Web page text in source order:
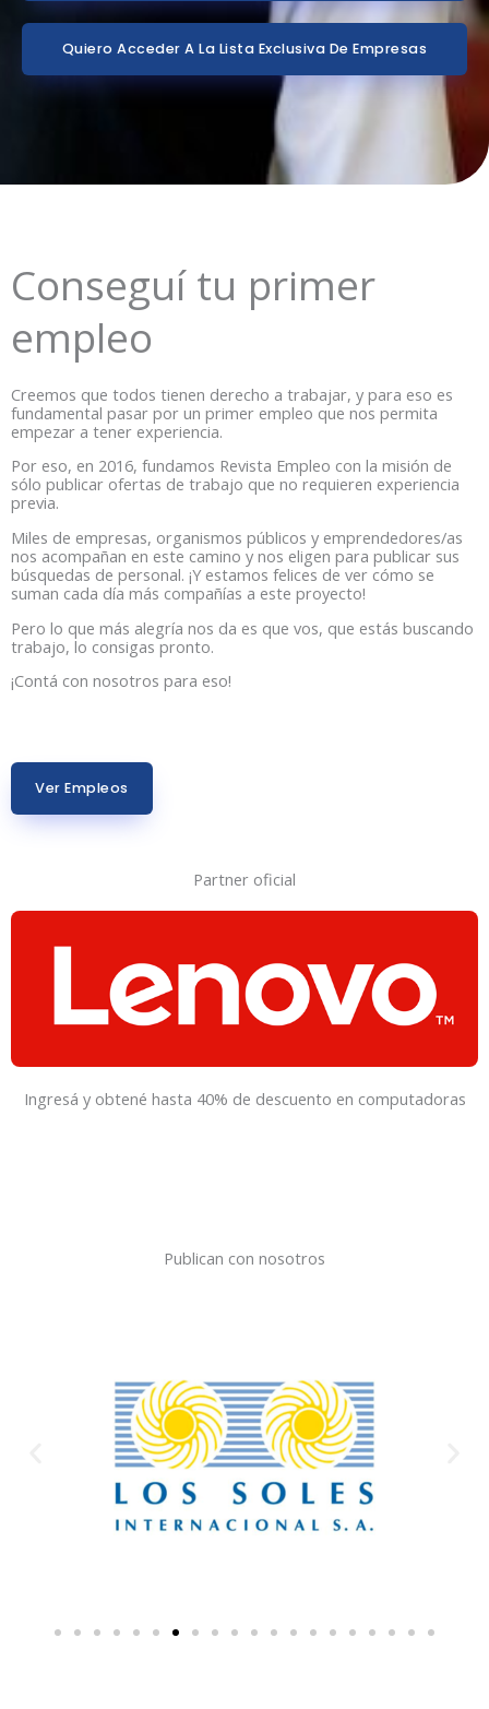
Quiero Acceder A La Lista Exclusiva De Empresas
Conseguí tu primer
empleo
Creemos que todos tienen derecho a trabajar, y para eso es
fundamental pasar por un primer empleo que nos permita
empezar a tener experiencia.
Por eso, en 2016, fundamos Revista Empleo con la misión de
sólo publicar ofertas de trabajo que no requieren experiencia
previa.
Miles de empresas, organismos públicos y emprendedores/as
nos acompañan en este camino y nos eligen para publicar sus
búsquedas de personal. ¡Y estamos felices de ver cómo se
suman cada día más compañías a este proyecto!
Pero lo que más alegría nos da es que vos, que estás buscando
trabajo, lo consigas pronto.
¡Contá con nosotros para eso!
Ver Empleos
Partner oficial
Ingresá y obtené hasta 40% de descuento en computadoras
Publican con nosotros